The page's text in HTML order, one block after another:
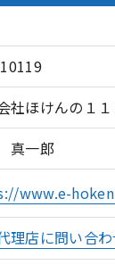
社ほけんの１
真一郎
www.e-
理店に問い合